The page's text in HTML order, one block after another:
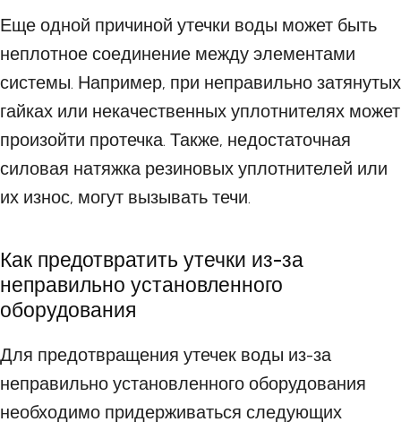
Еще одной причиной утечки воды может быть
неплотное соединение между элементами
системы. Например, при неправильно затянутых
гайках или некачественных уплотнителях может
произойти протечка. Также, недостаточная
силовая натяжка резиновых уплотнителей или
их износ, могут вызывать течи.
Как предотвратить утечки из-за
неправильно установленного
оборудования
Для предотвращения утечек воды из-за
неправильно установленного оборудования
необходимо придерживаться следующих